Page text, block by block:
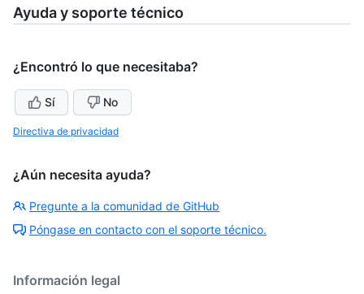
Ayuda y soporte técnico
¿Encontró lo que necesitaba?
Sí No
Directiva de privacidad
¿Aún necesita ayuda?
Pregunte a la comunidad de GitHub
Póngase en contacto con el soporte técnico.
Información legal